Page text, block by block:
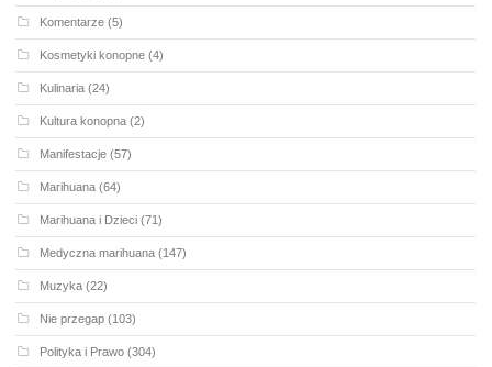
Komentarze (5)
Kosmetyki konopne (4)
Kulinaria (24)
Kultura konopna (2)
Manifestacje (57)
Marihuana (64)
Marihuana i Dzieci (71)
Medyczna marihuana (147)
Muzyka (22)
Nie przegap (103)
Polityka i Prawo (304)